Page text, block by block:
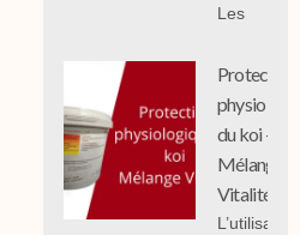
Les
Protection
du koi -
Mélange
Vitalité
L’utilisation